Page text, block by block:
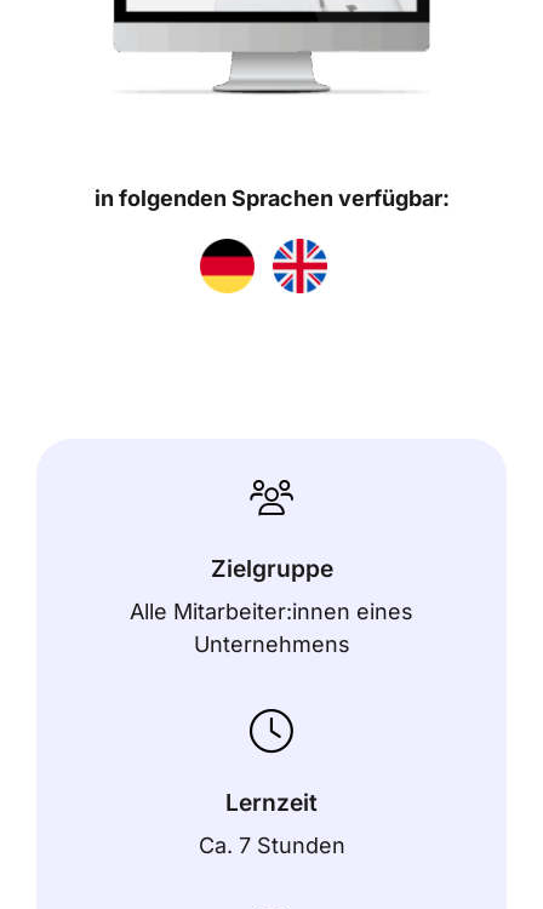
in folgenden Sprachen verfügbar:
Zielgruppe
Alle Mitarbeiter:innen eines
Unternehmens
Lernzeit
Ca. 7 Stunden